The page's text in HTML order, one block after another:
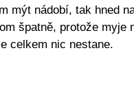
mýt nádobí, tak hned
špatně, protože myje
celkem nic nestane.